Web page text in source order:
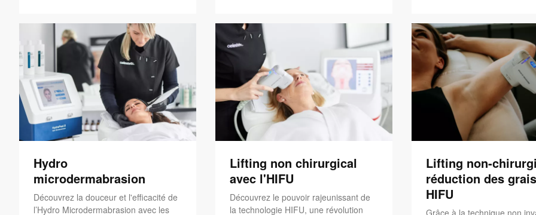
Hydro
microdermabrasion
Découvrez la douceur et l'efficacité de
l’Hydro Microdermabrasion avec les
Lifting non chirurgical
avec l'HIFU
Découvrez le pouvoir rajeunissant de
la technologie HIFU, une révolution
Lifting non-
réduction des
HIFU